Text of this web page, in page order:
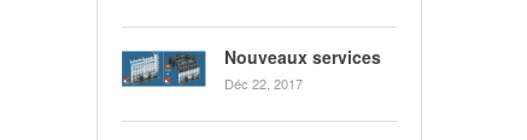
Nouveaux services
Déc 22, 2017